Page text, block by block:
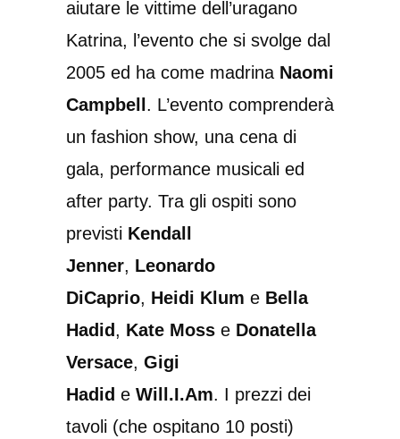
aiutare le vittime dell’uragano
Katrina, l’evento che si svolge dal
2005 ed ha come madrina Naomi
Campbell . L’evento comprenderà
un fashion show, una cena di
gala, performance musicali ed
after party. Tra gli ospiti sono
previsti Kendall
Jenner, Leonardo
DiCaprio, Heidi Klum e Bella
Hadid , Kate Moss e Donatella
Versace, Gigi
Hadid e Will.I.Am. I prezzi dei
tavoli (che ospitano 10 posti)